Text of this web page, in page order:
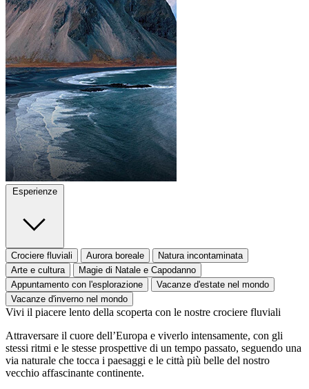
Esperienze
Crociere fluviali Aurora boreale
Natura incontaminata
Arte e cultura
Magie di Natale e Capodanno
Appuntamento con l'esplorazione
Vacanze d'estate nel mondo
Vacanze d'inverno nel mondo
Vivi il piacere lento della scoperta con le nostre crociere fluviali
Attraversare il cuore dell’Europa e viverlo intensamente, con gli
stessi ritmi e le stesse prospettive di un tempo passato, seguendo una
via naturale che tocca i paesaggi e le città più belle del nostro
vecchio affascinante continente.